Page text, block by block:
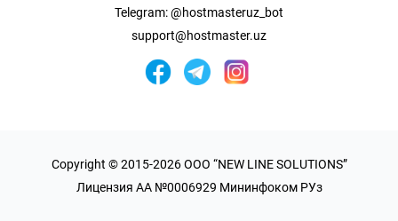
Telegram:@hostmasteruz_bot
support@hostmaster.uz
Copyright © 2015-2026 OOO “NEW LINE SOLUTIONS”
Лицензия AA №0006929 Мининфоком РУз